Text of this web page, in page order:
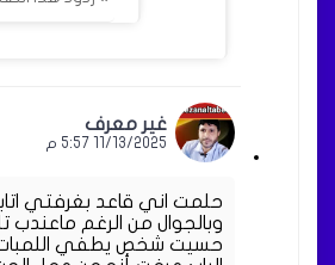
غير معرف
11/13/2025 5:57 م
حلمت اني قاعد بغرفتي
وبالجوال من الرغم ماعندب
حسيت شخص يطفي